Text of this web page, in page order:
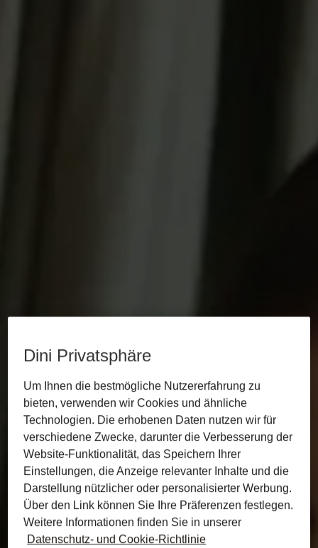
Dini Privatsphäre
Um Ihnen die bestmögliche Nutzererfahrung zu
bieten, verwenden wir Cookies und ähnliche
Technologien. Die erhobenen Daten nutzen wir für
verschiedene Zwecke, darunter die Verbesserung der
Website-Funktionalität, das Speichern Ihrer
Einstellungen, die Anzeige relevanter Inhalte und die
Darstellung nützlicher oder personalisierter Werbung.
Über den Link können Sie Ihre Präferenzen festlegen.
Weitere Informationen finden Sie in unserer
Datenschutz- und Cookie-Richtlinie